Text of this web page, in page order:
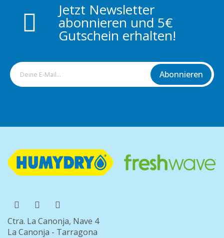
Jetzt Newsletter
abonnieren und 5€
Gutschein erhalten!
Abonnieren
Ctra. La Canonja, Nave 4
La Canonja - Tarragona